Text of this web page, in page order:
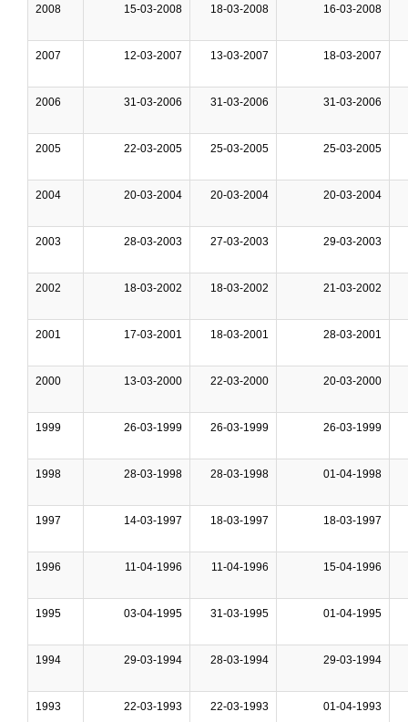
2008 15-03-2008 18-03-2008 16-03-2008
2007 12-03-2007 13-03-2007 18-03-2007
2006 31-03-2006 31-03-2006 31-03-2006
2005 22-03-2005 25-03-2005 25-03-2005
2004 20-03-2004 20-03-2004 20-03-2004
2003 28-03-2003 27-03-2003 29-03-2003
2002 18-03-2002 18-03-2002 21-03-2002
2001 17-03-2001 18-03-2001 28-03-2001
2000 13-03-2000 22-03-2000 20-03-2000
1999 26-03-1999 26-03-1999 26-03-1999
1998 28-03-1998 28-03-1998 01-04-1998
1997 14-03-1997 18-03-1997 18-03-1997
1996 11-04-1996 11-04-1996 15-04-1996
1995 03-04-1995 31-03-1995 01-04-1995
1994 29-03-1994 28-03-1994 29-03-1994
1993 22-03-1993 22-03-1993 01-04-1993